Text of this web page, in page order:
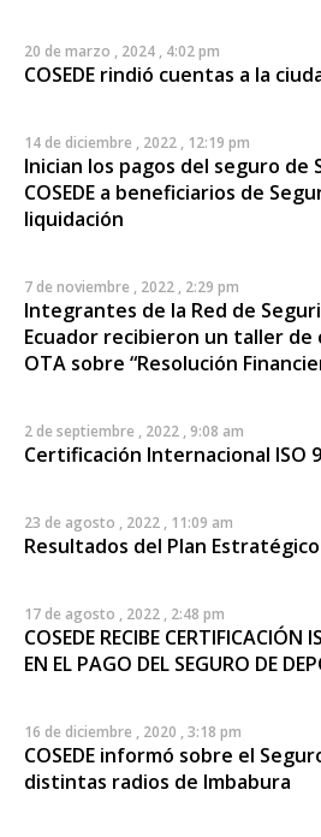
20 de marzo , 2024 , 4:02 pm
COSEDE rindió cuentas a la
14 de diciembre , 2022 , 12:19 pm
Inician los pagos del seguro de
COSEDE a beneficiarios de
liquidación
7 de noviembre , 2022 , 2:29 pm
Integrantes de la Red de
Ecuador recibieron un taller de
OTA sobre “Resolución
2 de septiembre , 2022 , 9:08 am
Certificación Internacional ISO
23 de agosto , 2022 , 11:09 am
Resultados del Plan
17 de agosto , 2022 , 2:48 pm
COSEDE RECIBE
EN EL PAGO DEL SEGURO DE
16 de diciembre , 2020 , 3:18 pm
COSEDE informó sobre el
distintas radios de Imbabura